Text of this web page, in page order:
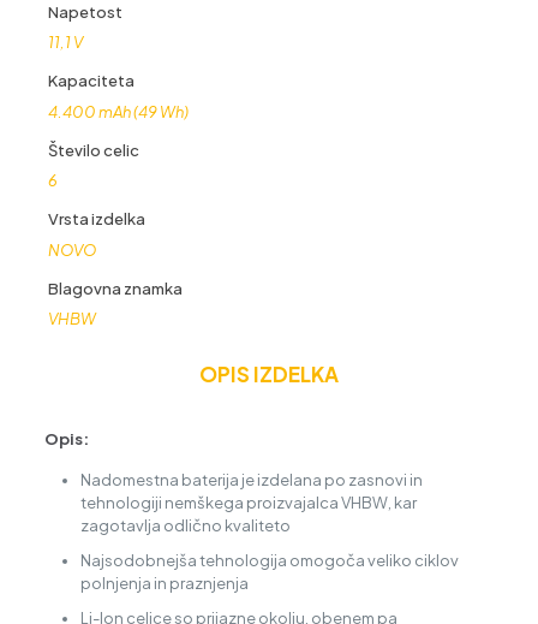
Napetost
11,1 V
Kapaciteta
4.400 mAh (49 Wh)
Število celic
6
Vrsta izdelka
NOVO
Blagovna znamka
VHBW
OPIS IZDELKA
Opis:
Nadomestna baterija je izdelana po zasnovi in
tehnologiji nemškega proizvajalca VHBW, kar
zagotavlja odlično kvaliteto
Najsodobnejša tehnologija omogoča veliko ciklov
polnjenja in praznjenja
Li-Ion celice so prijazne okolju, obenem pa